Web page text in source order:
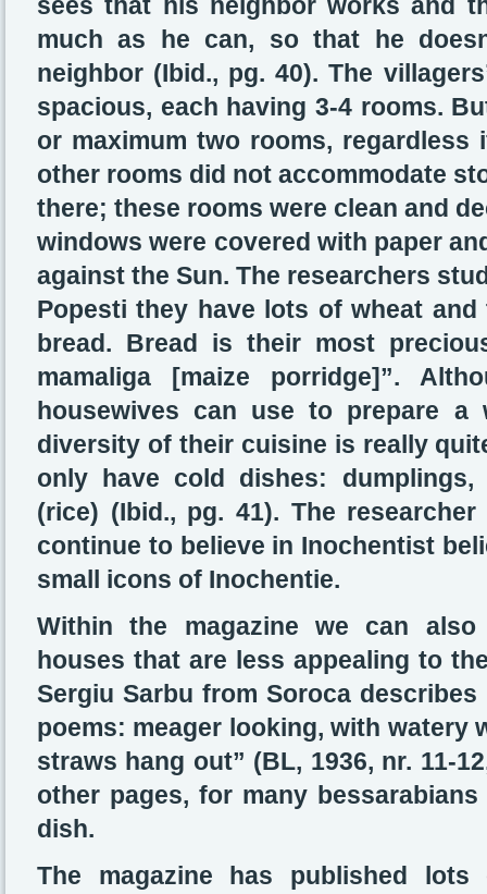
much as he can, so that he
neighbor (Ibid., pg. 40). The
spacious, each having 3-4 rooms.
or maximum two rooms, regardless
other rooms did not accommodate
there; these rooms were clean and
windows were covered with paper
against the Sun. The researchers
Popesti they have lots of wheat
bread. Bread is their most
mamaliga [maize porridge]”.
housewives can use to prepare
diversity of their cuisine is really
only have cold dishes:
(rice) (Ibid., pg. 41). The
continue to believe in Inochentist
small icons of Inochentie.
Within the magazine we can
houses that are less appealing to
Sergiu Sarbu from Soroca
poems: meager looking, with watery
straws hang out” (BL, 1936, nr. 11-
other pages, for many
dish.
The magazine has published